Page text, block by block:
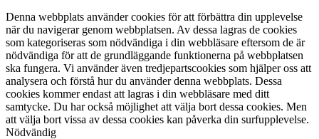
Denna webbplats använder cookies för att förbättra din upplevelse
när du navigerar genom webbplatsen. Av dessa lagras de cookies
som kategoriseras som nödvändiga i din webbläsare eftersom de är
nödvändiga för att de grundläggande funktionerna på webbplatsen
ska fungera. Vi använder även tredjepartscookies som hjälper oss att
analysera och förstå hur du använder denna webbplats. Dessa
cookies kommer endast att lagras i din webbläsare med ditt
samtycke. Du har också möjlighet att välja bort dessa cookies. Men
att välja bort vissa av dessa cookies kan påverka din surfupplevelse.
Nödvändig